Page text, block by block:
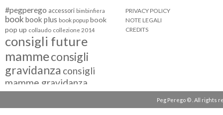
#pegperego accessori bimbinfiera
book book plus book popup book
pop up collaudo collezione 2014
consigli future
mammeconsigli
gravidanza consigli
mamme gravidanza
consigli maternità
eventi peg perego
PRIVACY POLICY
NOTE LEGALI
CREDITS
Peg Perego © . All rights